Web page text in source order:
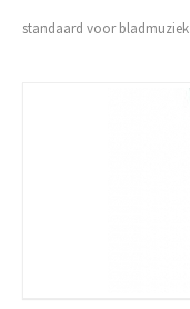
standaard voor bladmuziek